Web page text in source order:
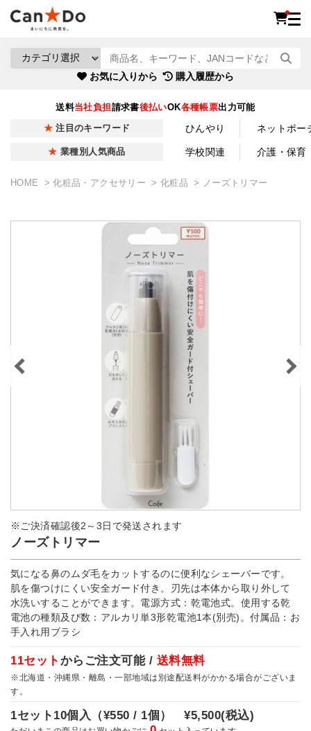
お気に入りから 購入履歴から
送料当社負担請求書後払いOK各種帳票出力可能
注目のキーワード ひんやり ネットポー
業種別人気商品 学校関連 介護・保育
HOME 化粧品・アクセサリー 化粧品 ノーズトリマー
※ご決済確認後2～3日で発送されます
ノーズトリマー
気になる鼻のムダ毛をカットするのに便利なシェーバーです。
肌を傷つけにくい安全ガード付き。刃先は本体から取り外して
水洗いすることができます。電源方式：乾電池式。使用する乾
電池の種類及び数：アルカリ単3形乾電池1本(別売)。付属品：お
手入れ用ブラシ
11セット からご注文可能 / 送料無料
※北海道・沖縄県・離島・一部地域は別途配送料がかかる場合がございま
す。
1セット10個入（¥550 / 1個）¥5,500(税込)